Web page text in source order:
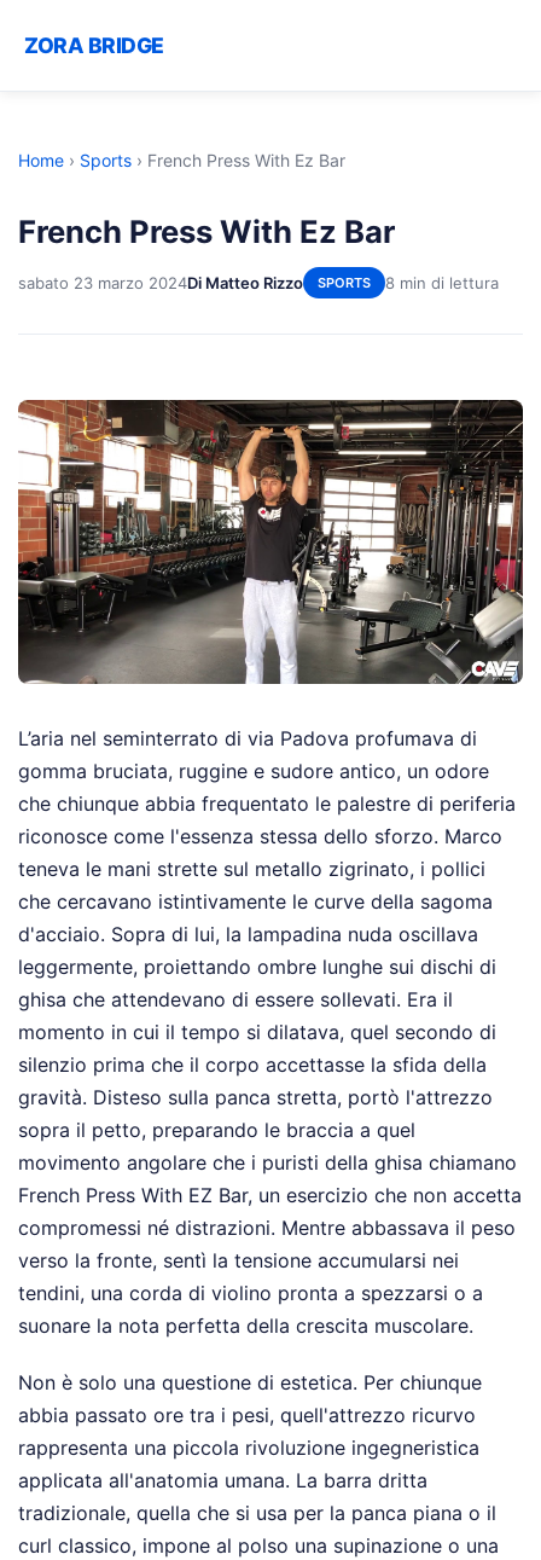
ZORA BRIDGE
Home › Sports › French Press With Ez Bar
French Press With Ez Bar
sabato 23 marzo 2024Di Matteo Rizzo SPORTS 8 min di lettura
L’aria nel seminterrato di via Padova profumava di
gomma bruciata, ruggine e sudore antico, un odore
che chiunque abbia frequentato le palestre di periferia
riconosce come l'essenza stessa dello sforzo. Marco
teneva le mani strette sul metallo zigrinato, i pollici
che cercavano istintivamente le curve della sagoma
d'acciaio. Sopra di lui, la lampadina nuda oscillava
leggermente, proiettando ombre lunghe sui dischi di
ghisa che attendevano di essere sollevati. Era il
momento in cui il tempo si dilatava, quel secondo di
silenzio prima che il corpo accettasse la sfida della
gravità. Disteso sulla panca stretta, portò l'attrezzo
sopra il petto, preparando le braccia a quel
movimento angolare che i puristi della ghisa chiamano
French Press With EZ Bar, un esercizio che non accetta
compromessi né distrazioni. Mentre abbassava il peso
verso la fronte, sentì la tensione accumularsi nei
tendini, una corda di violino pronta a spezzarsi o a
suonare la nota perfetta della crescita muscolare.
Non è solo una questione di estetica. Per chiunque
abbia passato ore tra i pesi, quell'attrezzo ricurvo
rappresenta una piccola rivoluzione ingegneristica
applicata all'anatomia umana. La barra dritta
tradizionale, quella che si usa per la panca piana o il
curl classico, impone al polso una supinazione o una